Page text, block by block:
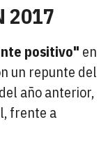
2017
positivo" en
un repunte del
año anterior,
frente a